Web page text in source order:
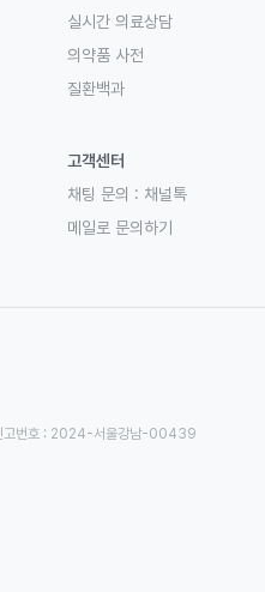
실시간 의료상담
의약품 사전
질환백과
고객센터
채팅 문의 : 채널톡
메일로 문의하기
고번호 : 2024-서울강남-00439